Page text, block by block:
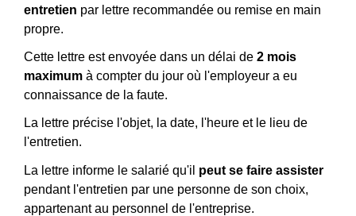
entretien par lettre recommandée ou remise en main
propre.
Cette lettre est envoyée dans un délai de 2 mois
maximum à compter du jour où l'employeur a eu
connaissance de la faute.
La lettre précise l'objet, la date, l'heure et le lieu de
l'entretien.
La lettre informe le salarié qu'il peut se faire assister
pendant l'entretien par une personne de son choix,
appartenant au personnel de l'entreprise.